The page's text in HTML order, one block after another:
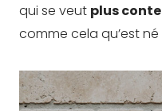
qui se veut plus
comme cela qu’est